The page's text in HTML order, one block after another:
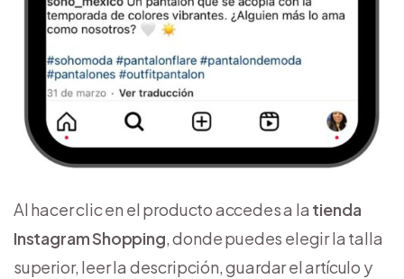
Al hacer clic en el producto accedes a la tienda
Instagram Shopping, donde puedes elegir la talla
superior, leer la descripción, guardar el artículo y